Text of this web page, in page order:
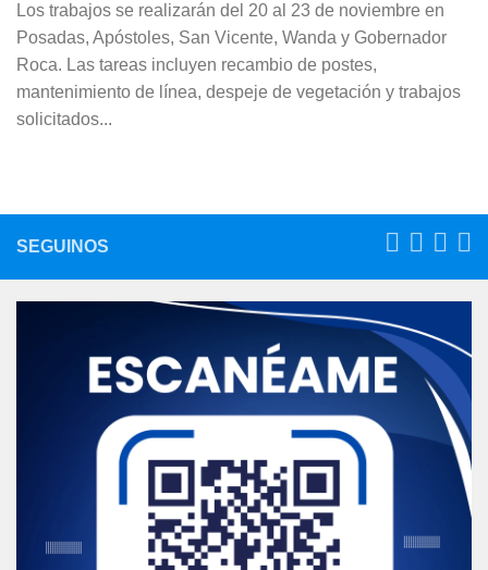
Los trabajos se realizarán del 20 al 23 de noviembre en
Posadas, Apóstoles, San Vicente, Wanda y Gobernador
Roca. Las tareas incluyen recambio de postes,
mantenimiento de línea, despeje de vegetación y trabajos
solicitados...
SEGUINOS